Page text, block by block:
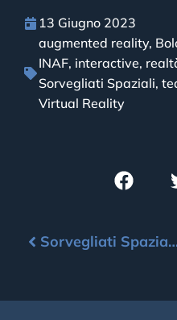
13 Giugno 2023
augmented reality,
INAF, interactive,
Sorvegliati Spaziali,
Virtual Reality
Sorvegliati